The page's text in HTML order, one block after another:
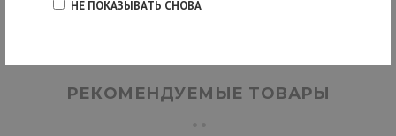
НЕ ПОКАЗЫВАТЬ СНОВА
РЕКОМЕНДУЕМЫЕ ТОВАРЫ